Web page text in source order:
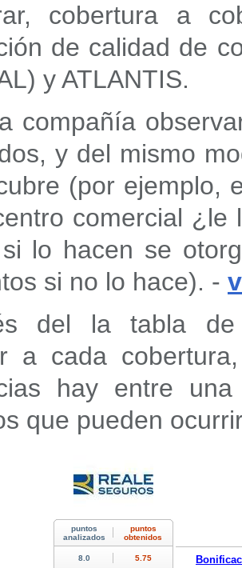
cobertura a
de calidad de
y ATLANTIS.
compañía
y del mismo
(por ejemplo,
comercial
lo hacen se
si no lo hace). -
del la tabla de
a cada
hay entre
que pueden